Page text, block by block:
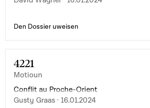
Den Dossier uweisen
4221
Motioun
Conflit au Proche-Orient
Gusty Graas · 16.01.2024